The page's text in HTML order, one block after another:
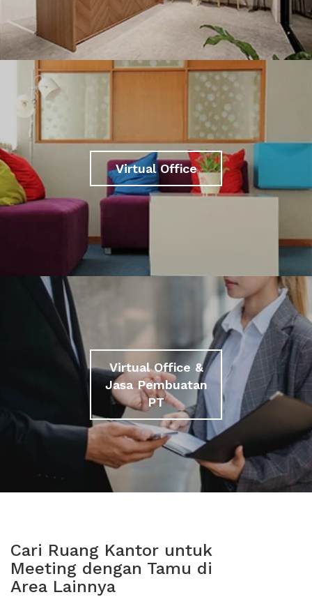
Virtual Office
Virtual Office &
Jasa Pembuatan
PT
Cari Ruang Kantor untuk
Meeting dengan Tamu di
Area Lainnya